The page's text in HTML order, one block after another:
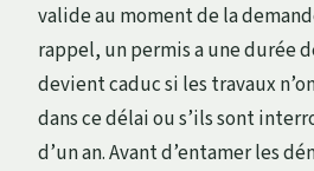
valide au moment de la
rappel, un permis a une durée
devient caduc si les travaux
dans ce délai ou s’ils sont
d’un an. Avant d’entamer les